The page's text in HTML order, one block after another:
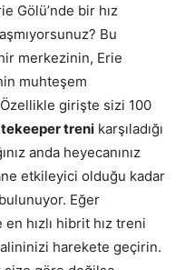
Gölü’nde bir hız
Bu
merkezinin, Erie
muhteşem
Özellikle girişte sizi 100
treni karşıladığı
anda heyecanınız
etkileyici olduğu kadar
Eğer
en hızlı hibrit hız treni
harekete geçirin.